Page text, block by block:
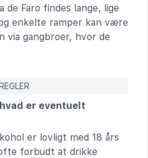
de Faro findes lange, lige
enkelte ramper kan være
via gangbroer, hvor de
er eventuelt
er lovligt med 18 års
forbudt at drikke